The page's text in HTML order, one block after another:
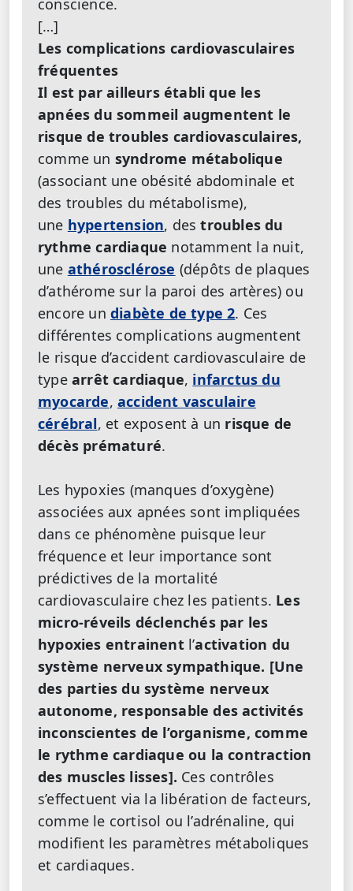
conscience.
[…]
Les complications cardiovasculaires
fréquentes
Il est par ailleurs établi que les
apnées du sommeil augmentent le
risque de troubles cardiovasculaires,
comme un syndrome métabolique
(associant une obésité abdominale et
des troubles du métabolisme),
une hypertension, des troubles du
rythme cardiaque notamment la nuit,
une athérosclérose (dépôts de plaques
d’athérome sur la paroi des artères) ou
encore un diabète de type 2. Ces
différentes complications augmentent
le risque d’accident cardiovasculaire de
type arrêt cardiaque, infarctus du
myocarde,accident vasculaire
cérébral, et exposent à un risque de
décès prématuré.
Les hypoxies (manques d’oxygène)
associées aux apnées sont impliquées
dans ce phénomène puisque leur
fréquence et leur importance sont
prédictives de la mortalité
cardiovasculaire chez les patients. Les
micro-réveils déclenchés par les
hypoxies entrainentl’activation du
système nerveux sympathique. [Une
des parties du système nerveux
autonome, responsable des activités
inconscientes de l’organisme, comme
le rythme cardiaque ou la contraction
des muscles lisses]. Ces contrôles
s’effectuent via la libération de facteurs,
comme le cortisol ou l’adrénaline, qui
modifient les paramètres métaboliques
et cardiaques.